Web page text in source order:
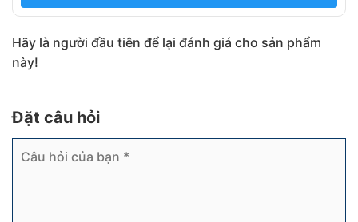
Hãy là người đầu tiên để lại đánh giá cho sản phẩm
này!
Đặt câu hỏi